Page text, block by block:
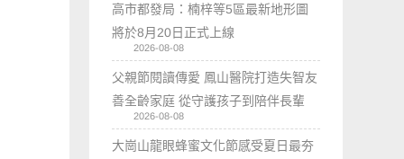
高市都發局：楠梓等5區最新地形圖
將於8月20日正式上線
2026-08-08
父親節閱讀傳愛 鳳山醫院打造失智友
善全齡家庭 從守護孩子到陪伴長輩
2026-08-08
大崗山龍眼蜂蜜文化節感受夏日最夯